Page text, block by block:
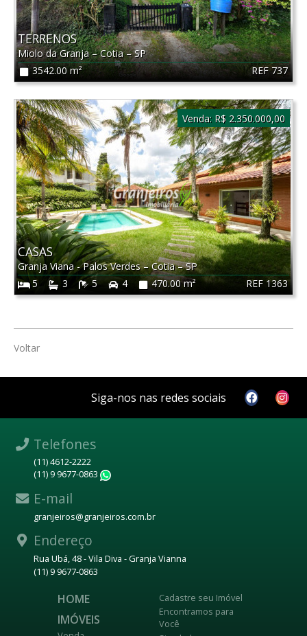
REF 737
TERRENOS
Miolo da Granja–Cotia–SP
3542.00 m²
REF 1363
CASAS
Granja Viana - Palos Verdes–Cotia–SP
5
3 5 4 470.00 m²
Venda: R$ 2.350.000,00
Voltar
Siga-nos nas redes sociais
Telefones
(11) 4612-2222
(11) 9 9677-0863
E-mail
granjeiros@granjeiros.com.br
Endereço
Rua Ubá, 48 - Vila Diva - Granja Vianna
(11) 9 9677-0863
HOME
IMÓVEIS
Cadastre seu Imóvel
Encontramos para
Você